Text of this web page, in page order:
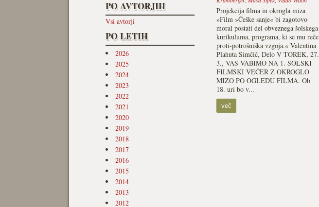
PO AVTORJIH
Vsi avtorji
PO LETIH
2026
2025
2024
2023
2022
2021
2020
2019
2018
2017
2016
2015
2014
2013
2012
Projekcija filma in okrogla miza
»Film »Češke sanje« bi zagotovo
moral postati del obveznega šolskega
kurikuluma, programa, ki se mu reče
proti-potrošniška vzgoja.« Valentina
Plahuta Simčič, Delo V TOREK, 27.
3., VAS VABIMO NA 1. ŠOLSKI
FILMSKI VEČER Z OKROGLO
MIZO PO OGLEDU FILMA. Ob
18. uri bo v...
več